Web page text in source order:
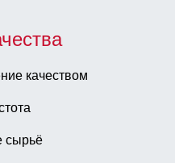
качеством
сырьё